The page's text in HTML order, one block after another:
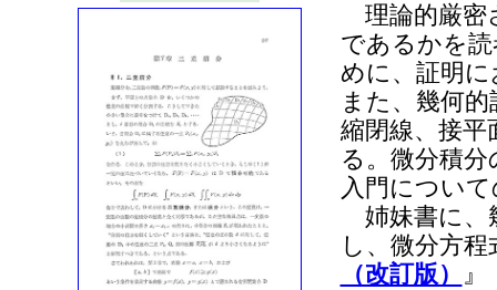
理論的厳密
であるかを
めに、証明に
また、幾何
縮閉線、接
る。微分積
入門につい
姉妹書に、
し、微分方
（改訂版） 』